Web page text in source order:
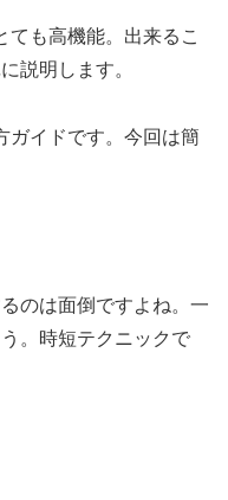
も高機能。出来るこ
説明します。
ガイドです。今回は簡
のは面倒ですよね。一
。時短テクニックで